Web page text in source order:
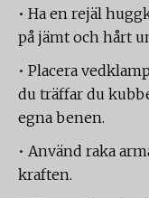
• Ha en rejäl
på jämt och hårt
• Placera
du träffar du
egna benen.
• Använd raka
kraften.